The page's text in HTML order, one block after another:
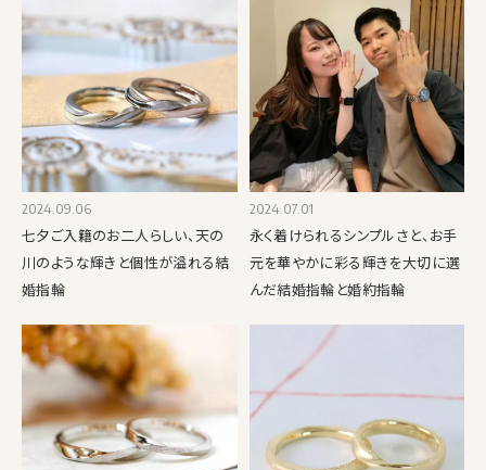
2024.09.06
七夕ご入籍のお二人らしい、天の
川のような輝きと個性が溢れる結
婚指輪
2024.07.01
永く着けられるシンプルさと、お手
元を華やかに彩る輝きを大切に選
んだ結婚指輪と婚約指輪